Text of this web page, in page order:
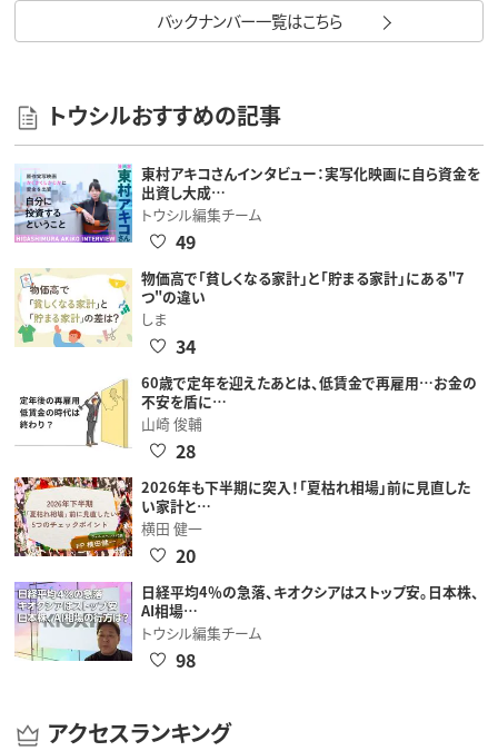
バックナンバー一覧はこちら
トウシルおすすめの記事
東村アキコさんインタビュー：実写化映画に自ら資金を
出資し大成…
トウシル編集チーム
49
物価高で「貧しくなる家計」と「貯まる家計」にある"7
つ"の違い
しま
34
60歳で定年を迎えたあとは、低賃金で再雇用…お金の
不安を盾に…
山崎 俊輔
28
2026年も下半期に突入！「夏枯れ相場」前に見直した
い家計と…
横田 健一
20
日経平均4％の急落、キオクシアはストップ安。日本株、
AI相場…
トウシル編集チーム
98
アクセスランキング